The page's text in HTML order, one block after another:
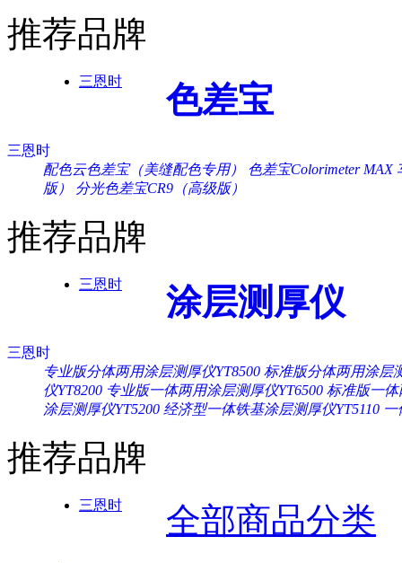
推荐品牌
三恩时 色差宝
三恩时
配色云色差宝（美缝配色专用）
色差宝Colorimeter MAX
版）
分光色差宝CR9（高级版）
推荐品牌
三恩时 涂层测厚仪
三恩时
专业版分体两用涂层测厚仪YT8500 标准版分体两用涂层
仪YT8200 专业版一体两用涂层测厚仪YT6500 标准版一体
涂层测厚仪YT5200 经济型一体铁基涂层测厚仪YT5110 一
推荐品牌
三恩时
全部商品分类